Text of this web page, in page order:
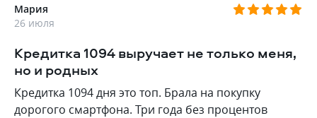
Мария
26 июля
Кредитка 1094 выручает не только меня,
но и родных
Кредитка 1094 дня это топ. Брала на покупку
дорогого смартфона. Три года без процентов